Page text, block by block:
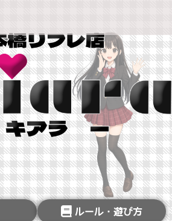
ルール・遊び方